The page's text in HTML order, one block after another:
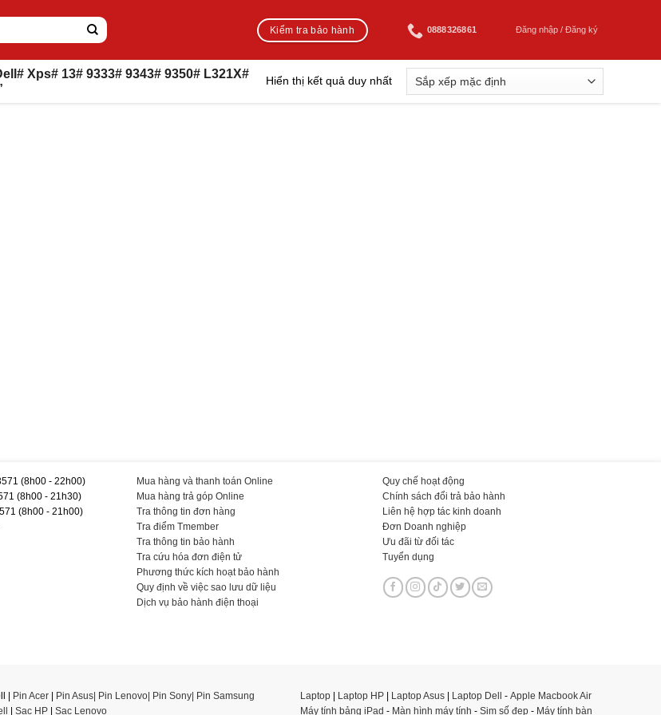
Kiểm tra bảo hành 0888326861 Đăng nhập / Đăng ký
Xps# 13# 9333# 9343# 9350# L321X#
Hiển thị kết quả duy nhất
(8h00 - 22h00)
(8h00 - 21h30)
(8h00 - 21h00)
Mua hàng và thanh toán Online
Mua hàng trả góp Online
Tra thông tin đơn hàng
Tra điểm Tmember
Tra thông tin bảo hành
Tra cứu hóa đơn điện tử
Phương thức kích hoạt bảo hành
Quy định về việc sao lưu dữ liệu
Dịch vụ bảo hành điện thoại
Quy chế hoạt động
Chính sách đổi trả bảo hành
Liên hệ hợp tác kinh doanh
Đơn Doanh nghiệp
Ưu đãi từ đối tác
Tuyển dụng
| Pin Acer | Pin Asus| Pin Lenovo| Pin Sony| Pin Samsung
| Sạc HP | Sạc Lenovo
Laptop | Laptop HP | Laptop Asus | Laptop Dell - Apple Macbook Air
Máy tính bảng iPad - Màn hình máy tính - Sim số đẹp - Máy tính bàn